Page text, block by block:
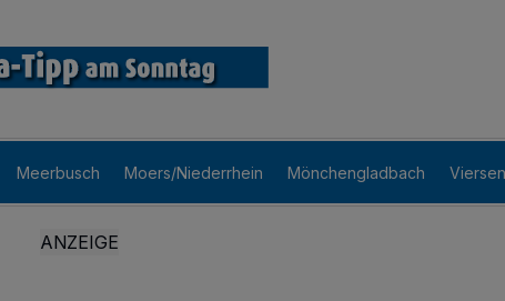
Meerbusch Moers/Niederrhein Mönchengladbach Viersen